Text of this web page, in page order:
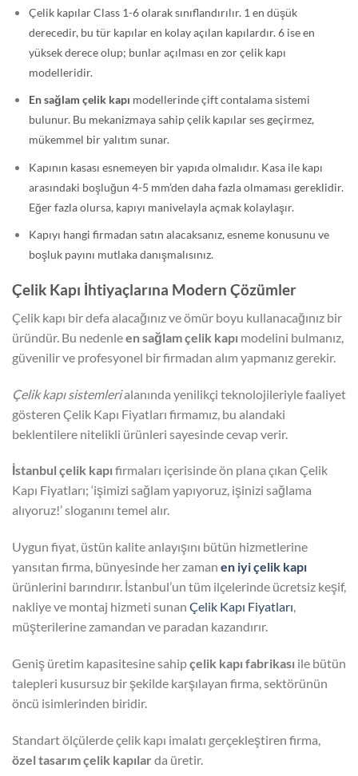
Çelik kapılar Class 1-6 olarak sınıflandırılır. 1 en düşük
derecedir, bu tür kapılar en kolay açılan kapılardır. 6 ise en
yüksek derece olup; bunlar açılması en zor çelik kapı
modelleridir.
En sağlam çelik kapı modellerinde çift contalama sistemi
bulunur. Bu mekanizmaya sahip çelik kapılar ses geçirmez,
mükemmel bir yalıtım sunar.
Kapının kasası esnemeyen bir yapıda olmalıdır. Kasa ile kapı
arasındaki boşluğun 4-5 mm’den daha fazla olmaması gereklidir.
Eğer fazla olursa, kapıyı manivelayla açmak kolaylaşır.
Kapıyı hangi firmadan satın alacaksanız, esneme konusunu ve
boşluk payını mutlaka danışmalısınız.
Çelik Kapı İhtiyaçlarına Modern Çözümler
Çelik kapı bir defa alacağınız ve ömür boyu kullanacağınız bir
üründür. Bu nedenleen sağlam çelik kapı modelini bulmanız,
güvenilir ve profesyonel bir firmadan alım yapmanız gerekir.
Çelik kapı sistemlerialanında yenilikçi teknolojileriyle faaliyet
gösteren Çelik Kapı Fiyatları firmamız, bu alandaki
beklentilere nitelikli ürünleri sayesinde cevap verir.
İstanbul çelik kapı firmaları içerisinde ön plana çıkan Çelik
Kapı Fiyatları; ‘işimizi sağlam yapıyoruz, işinizi sağlama
alıyoruz!’ sloganını temel alır.
Uygun fiyat, üstün kalite anlayışını bütün hizmetlerine
yansıtan firma, bünyesinde her zaman en iyi çelik kapı
ürünlerini barındırır. İstanbul’un tüm ilçelerinde ücretsiz keşif,
nakliye ve montaj hizmeti sunan Çelik Kapı Fiyatları,
müşterilerine zamandan ve paradan kazandırır.
Geniş üretim kapasitesine sahipçelik kapı fabrikası ile bütün
talepleri kusursuz bir şekilde karşılayan firma, sektörünün
öncü isimlerinden biridir.
Standart ölçülerde çelik kapı imalatı gerçekleştiren firma,
özel tasarım çelik kapılar da üretir.